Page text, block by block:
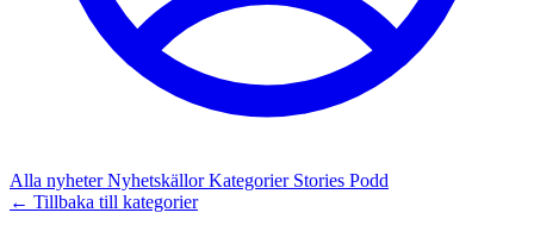
Alla nyheterNyhetskällorKategorier Stories Podd
← Tillbaka till kategorier